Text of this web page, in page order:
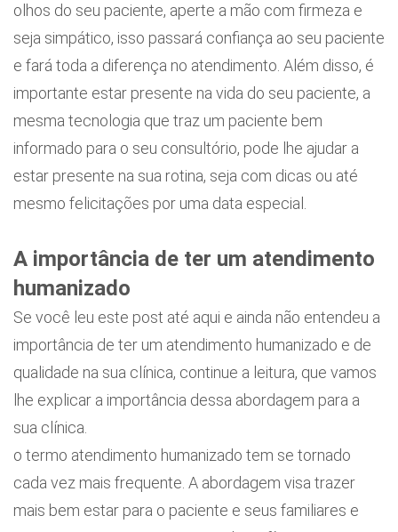
olhos do seu paciente, aperte a mão com firmeza e
seja simpático, isso passará confiança ao seu paciente
e fará toda a diferença no atendimento. Além disso, é
importante estar presente na vida do seu paciente, a
mesma tecnologia que traz um paciente bem
informado para o seu consultório, pode lhe ajudar a
estar presente na sua rotina, seja com dicas ou até
mesmo felicitações por uma data especial.
A importância de ter um atendimento
humanizado
Se você leu este post até aqui e ainda não entendeu a
importância de ter um atendimento humanizado e de
qualidade na sua clínica, continue a leitura, que vamos
lhe explicar a importância dessa abordagem para a
sua clínica.
o termo atendimento humanizado tem se tornado
cada vez mais frequente. A abordagem visa trazer
mais bem estar para o paciente e seus familiares e